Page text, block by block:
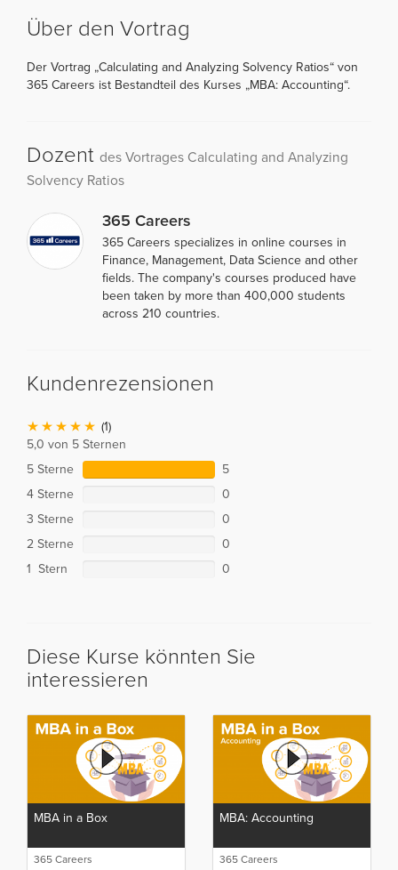
Über den Vortrag
Der Vortrag „Calculating and Analyzing Solvency Ratios“ von
365 Careers ist Bestandteil des Kurses „MBA: Accounting“.
Dozent des Vortrages Calculating and Analyzing
Solvency Ratios
365 Careers
365 Careers specializes in online courses in
Finance, Management, Data Science and other
fields. The company's courses produced have
been taken by more than 400,000 students
across 210 countries.
Kundenrezensionen
(1)
5,0 von 5 Sternen
5 Sterne
5
4 Sterne
0
3 Sterne
0
2 Sterne
0
1 Stern
0
Diese Kurse könnten Sie
interessieren
MBA in a Box
365 Careers
MBA: Accounting
365 Careers